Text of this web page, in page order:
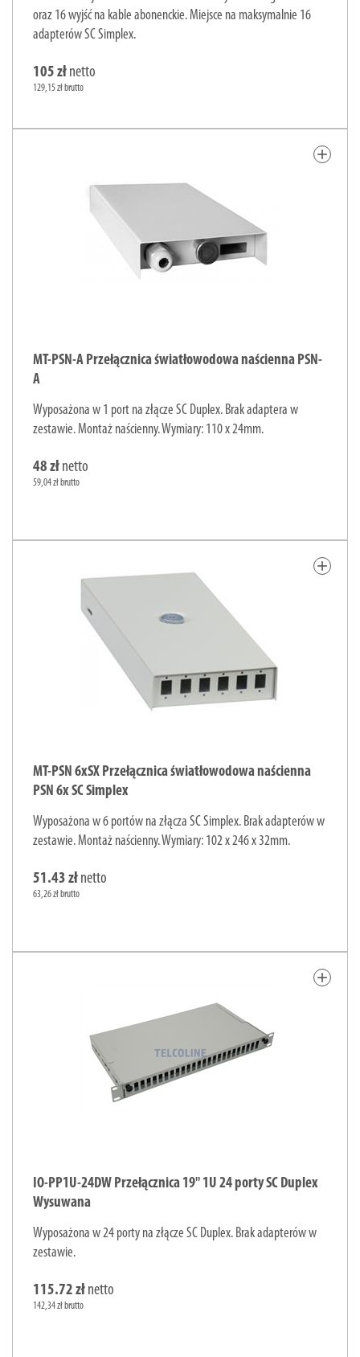
oraz 16 wyjść na kable abonenckie. Miejsce na maksymalnie 16
adapterów SC Simplex.
105 zł netto
129,15 zł brutto
add
MT-PSN-A Przełącznica światłowodowa naścienna PSN-
A
Wyposażona w 1 port na złącze SC Duplex. Brak adaptera w
zestawie. Montaż naścienny. Wymiary: 110 x 24mm.
48 zł netto
59,04 zł brutto
add
MT-PSN 6xSX Przełącznica światłowodowa naścienna
PSN 6x SC Simplex
Wyposażona w 6 portów na złącza SC Simplex. Brak adapterów w
zestawie. Montaż naścienny. Wymiary: 102 x 246 x 32mm.
51.43 zł netto
63,26 zł brutto
add
IO-PP1U-24DW Przełącznica 19" 1U 24 porty SC Duplex
Wysuwana
Wyposażona w 24 porty na złącze SC Duplex. Brak adapterów w
zestawie.
115.72 zł netto
142,34 zł brutto